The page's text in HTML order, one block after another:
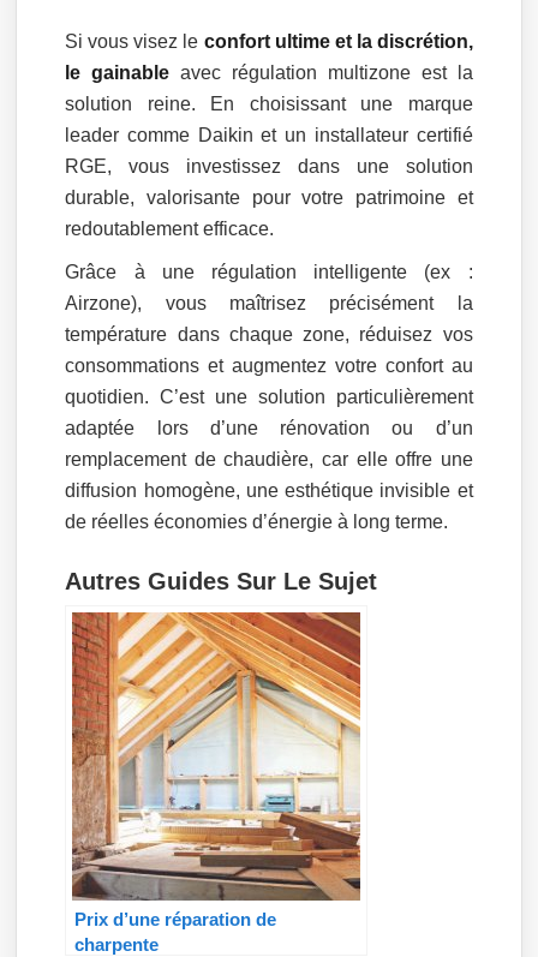
Si vous visez le confort ultime et la discrétion,
le gainable avec régulation multizone est la
solution reine. En choisissant une marque
leader comme Daikin et un installateur certifié
RGE, vous investissez dans une solution
durable, valorisante pour votre patrimoine et
redoutablement efficace.
Grâce à une régulation intelligente (ex :
Airzone), vous maîtrisez précisément la
température dans chaque zone, réduisez vos
consommations et augmentez votre confort au
quotidien. C’est une solution particulièrement
adaptée lors d’une rénovation ou d’un
remplacement de chaudière, car elle offre une
diffusion homogène, une esthétique invisible et
de réelles économies d’énergie à long terme.
Autres Guides Sur Le Sujet
Prix d’une réparation de
charpente